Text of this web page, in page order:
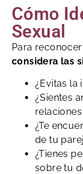
Cómo
Sexual
Para
considera las
¿Evitas la
¿Sientes
¿Te
de tu
¿Tienes
sobre tu